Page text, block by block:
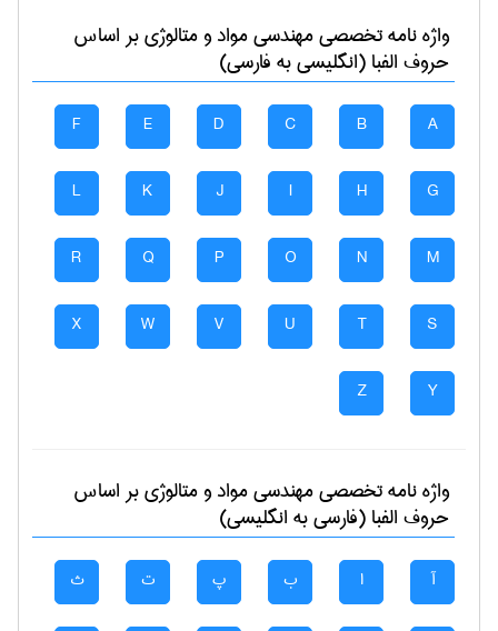
واژه نامه تخصصیمهندسی مواد و متالوژیبر اساس
حروف الفبا (انگلیسی به فارسی)
A
B
C
D
E
F
G
H
I
J
K
L
M
N
O
P
Q
R
S
T
U
V
W
X
Y
Z
واژه نامه تخصصیمهندسی مواد و متالوژیبر اساس
حروف الفبا (فارسی به انگلیسی)
آ ا ب پ ت ث